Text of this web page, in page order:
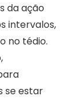
da ação
intervalos,
no tédio.
se estar